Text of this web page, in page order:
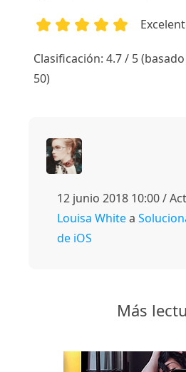
Clasificación: 4.7 / 5
50)
12 junio 2018 10:00 /
Louisa Whitea
de iOS
Más